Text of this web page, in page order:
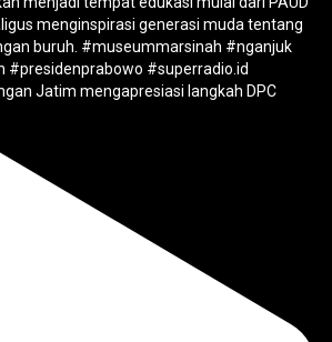
Jatim mengapresiasi langkah DPC